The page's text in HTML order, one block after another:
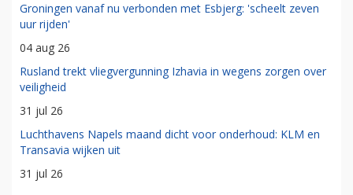
Groningen vanaf nu verbonden met Esbjerg: 'scheelt zeven
uur rijden'
04 aug 26
Rusland trekt vliegvergunning Izhavia in wegens zorgen over
veiligheid
31 jul 26
Luchthavens Napels maand dicht voor onderhoud: KLM en
Transavia wijken uit
31 jul 26